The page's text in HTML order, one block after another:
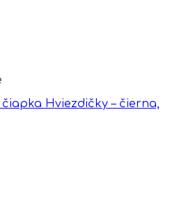
Hviezdičky – čierna,